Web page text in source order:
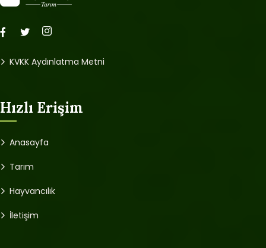
KVKK Aydınlatma Metni
Hızlı Erişim
Anasayfa
Tarım
Hayvancılık
İletişim